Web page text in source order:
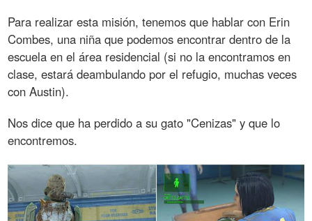
Para realizar esta misión, tenemos que hablar con Erin
Combes, una niña que podemos encontrar dentro de la
escuela en el área residencial (si no la encontramos en
clase, estará deambulando por el refugio, muchas veces
con Austin).
Nos dice que ha perdido a su gato "Cenizas" y que lo
encontremos.